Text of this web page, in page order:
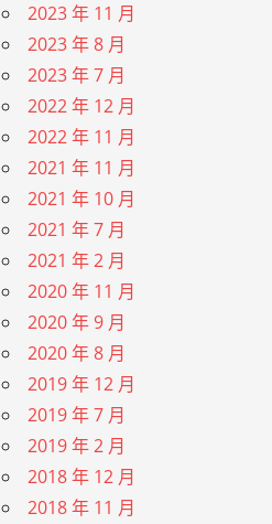
2023 年 11 月
2023 年 8 月
2023 年 7 月
2022 年 12 月
2022 年 11 月
2021 年 11 月
2021 年 10 月
2021 年 7 月
2021 年 2 月
2020 年 11 月
2020 年 9 月
2020 年 8 月
2019 年 12 月
2019 年 7 月
2019 年 2 月
2018 年 12 月
2018 年 11 月